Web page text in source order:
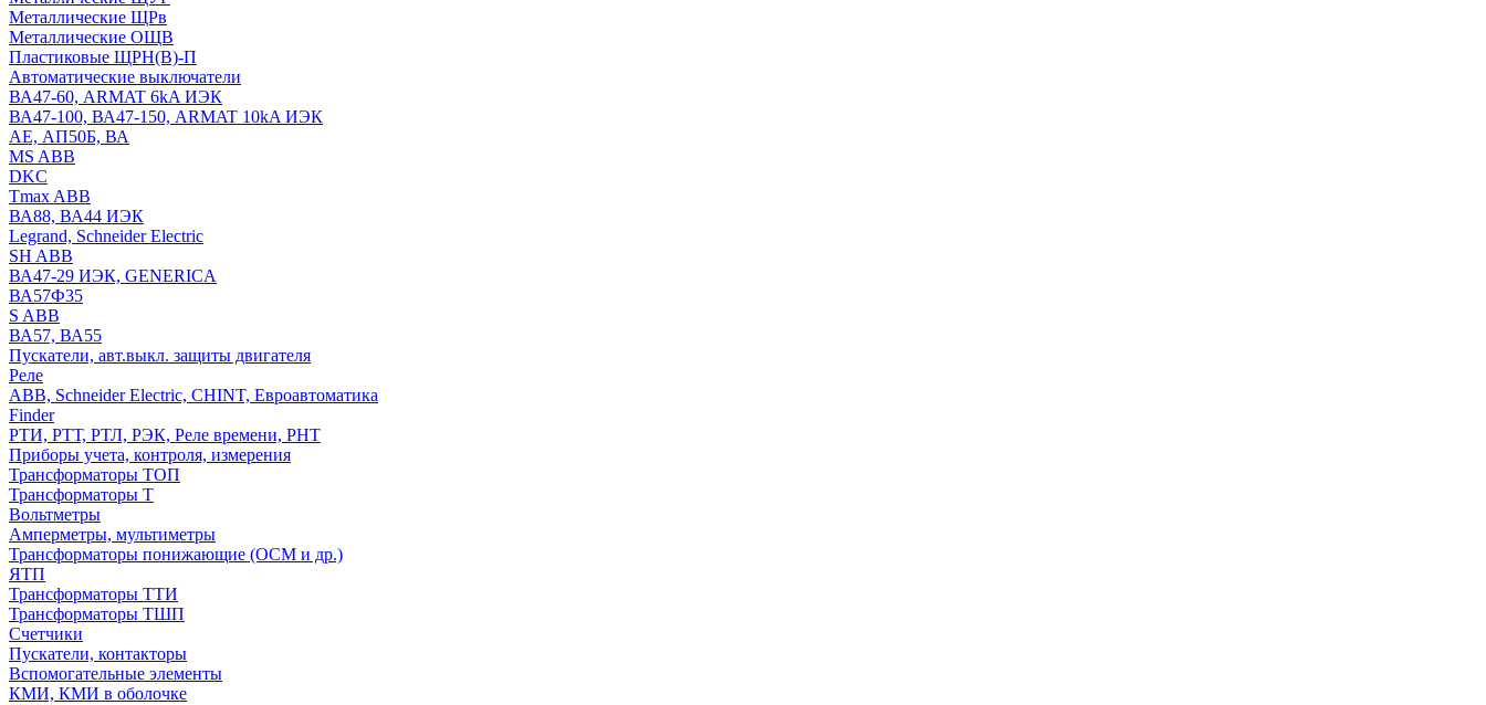
Металлические ЩРв
Металлические ОЩВ
Пластиковые ЩРН(В)-П
Автоматические выключатели
ВА47-60, ARMAT 6kA ИЭК
ВА47-100, ВА47-150, ARMAT 10kA ИЭК
АЕ, АП50Б, ВА
MS ABB
DKC
Tmax ABB
ВА88, ВА44 ИЭК
Legrand, Schneider Electric
SH ABB
ВА47-29 ИЭК, GENERICA
ВА57Ф35
S ABB
ВА57, ВА55
Пускатели, авт.выкл. защиты двигателя
Реле
ABB, Schneider Electric, CHINT, Евроавтоматика
Finder
РТИ, РТТ, РТЛ, РЭК, Реле времени, РНТ
Приборы учета, контроля, измерения
Трансформаторы ТОП
Трансформаторы Т
Вольтметры
Амперметры, мультиметры
Трансформаторы понижающие (ОСМ и др.)
ЯТП
Трансформаторы ТТИ
Трансформаторы ТШП
Счетчики
Пускатели, контакторы
Вспомогательные элементы
КМИ, КМИ в оболочке